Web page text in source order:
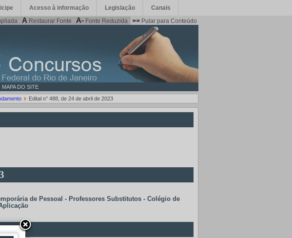
Acesso à informação Legislação Canais
A Restaurar Fonte A- Fonte Reduzida »» Pular para Conteúdo
MAPA DO SITE
Edital n° 488, de 24 de abril de 2023
de Pessoal - Professores Substitutos - Colégio de